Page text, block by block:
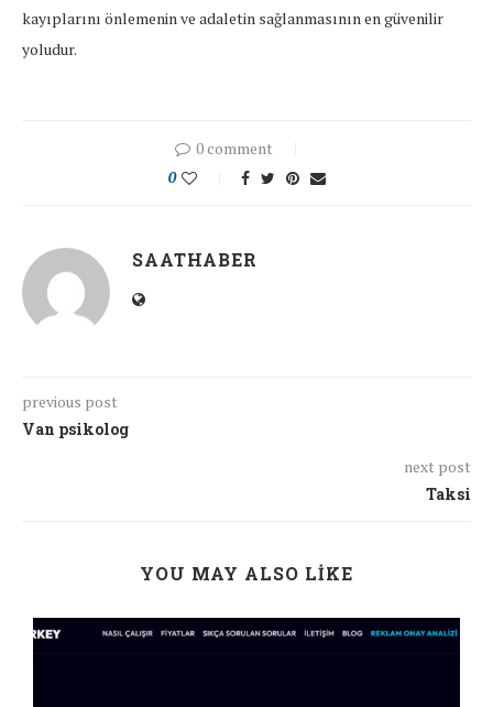
kayıplarını önlemenin ve adaletin sağlanmasının en güvenilir
yoludur.
0 comment
0
SAATHABER
previous post
Van psikolog
next post
Taksi
YOU MAY ALSO LIKE